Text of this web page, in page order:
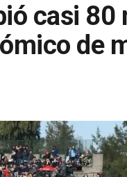
casi
de